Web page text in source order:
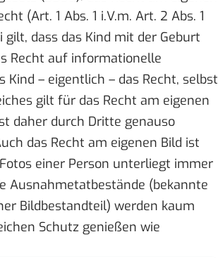
(Art. 1 Abs. 1 i.V.m. Art. 2 Abs. 1
gilt, dass das Kind mit der Geburt
Recht auf informationelle
– eigentlich – das Recht, selbst
gilt für das Recht am eigenen
daher durch Dritte genauso
das Recht am eigenen Bild ist
einer Person unterliegt immer
Ausnahmetatbestände (bekannte
Bildbestandteil) werden kaum
Schutz genießen wie